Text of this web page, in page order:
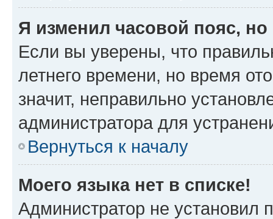
Я изменил часовой пояс,
Если вы уверены, что
летнего времени, но время
значит, неправильно
администратора для
Вернуться к началу
Моего языка нет в списке!
Администратор не установил